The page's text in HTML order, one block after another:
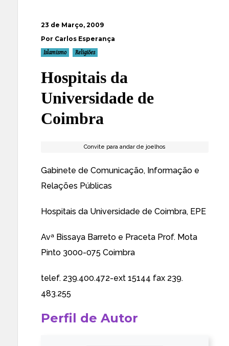
23 de Março, 2009
Por Carlos Esperança
Islamismo Religiões
Hospitais da
Universidade de
Coimbra
Convite para andar de joelhos
Gabinete de Comunicação, Informação e
Relações Públicas
Hospitais da Universidade de Coimbra, EPE
Avª Bissaya Barreto e Praceta Prof. Mota
Pinto 3000-075 Coimbra
telef. 239.400.472-ext 15144 fax 239.
483.255
Perfil de Autor